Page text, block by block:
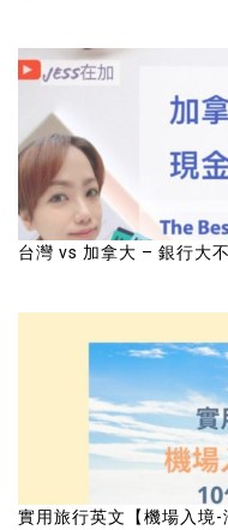
台灣 vs 加拿大 – 銀行大
實用旅行英文【機場入境